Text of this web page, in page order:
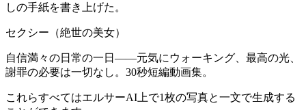
しの手紙を書き上げた。
セクシー（絶世の美女）
自信満々の日常の一日——元気にウォーキング、最高の光、
謝罪の必要は一切なし。30秒短編動画集。
これらすべてはエルサーAI上で1枚の写真と一文で生成する